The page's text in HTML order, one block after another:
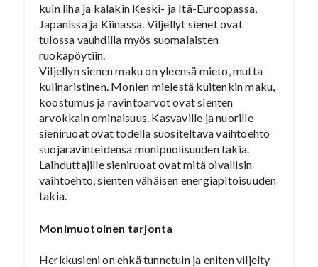
kuin liha ja kalakin Keski- ja Itä-Euroopassa,
Japanissa ja Kiinassa. Viljellyt sienet ovat
tulossa vauhdilla myös suomalaisten
ruokapöytiin.
Viljellyn sienen maku on yleensä mieto, mutta
kulinaristinen. Monien mielestä kuitenkin maku,
koostumus ja ravintoarvot ovat sienten
arvokkain ominaisuus. Kasvaville ja nuorille
sieniruoat ovat todella suositeltava vaihtoehto
suojaravinteidensa monipuolisuuden takia.
Laihduttajille sieniruoat ovat mitä oivallisin
vaihtoehto, sienten vähäisen energiapitoisuuden
takia.
Monimuotoinen tarjonta
Herkkusieni on ehkä tunnetuin ja eniten viljelty